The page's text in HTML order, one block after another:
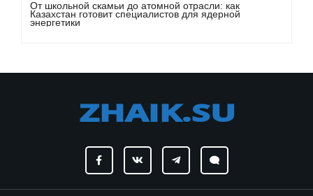
От школьной скамьи до атомной отрасли: как
Казахстан готовит специалистов для ядерной
энергетики